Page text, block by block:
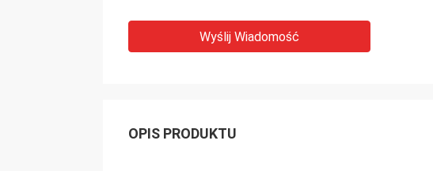
Wyślij Wiadomość
OPIS PRODUKTU